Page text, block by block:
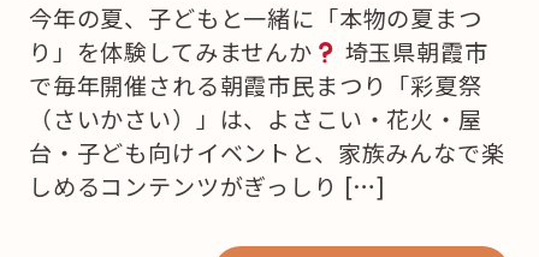
今年の夏、子どもと一緒に「本物の夏まつ
り」を体験してみませんか
埼玉県朝霞市
で毎年開催される朝霞市民まつり「彩夏祭
（さいかさい）」は、よさこい・花火・屋
台・子ども向けイベントと、家族みんなで楽
しめるコンテンツがぎっしり […]